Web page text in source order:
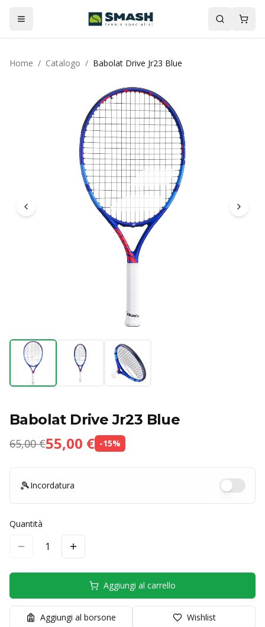
Home / Catalogo / Babolat Drive Jr23 Blue
Babolat Drive Jr23 Blue
65,00 €55,00 € -15%
🎾Incordatura
Quantità
1
Aggiungi al carrello
Aggiungi al borsone Wishlist